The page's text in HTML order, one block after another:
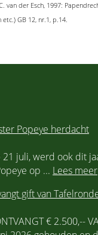
van der Esch, 1997:
GB 12, nr.1, p.14.
Popeye herdacht
juli, werd ook dit
op ... Lees meer
gift van
€ 2.500,--